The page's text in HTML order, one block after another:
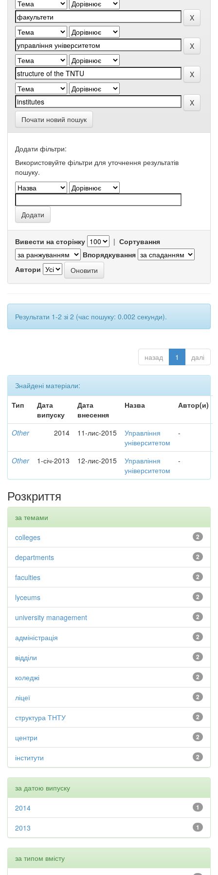
Почати новий пошук
Додати фільтри:
Використовуйте фільтри для уточнення результатів
пошуку.
Вивести на сторінку | Сортування
Впорядкування
Автори
Результати 1-2 зі 2 (час пошуку: 0.002 секунди).
назад 1 далі
Знайдені матеріали:
Тип
Дата
випуску
Дата
внесення
Назва Автор(и)
Other 2014 11-лис-2015
Управління
університетом
-
Other 1-січ-2013 12-лис-2015
Управління
університетом
-
Розкриття
за темами
2
colleges
2
departments
2
faculties
2
lyceums
2
university management
2
адміністрація
2
відділи
2
коледжі
2
ліцеї
2
структура ТНТУ
2
центри
2
інститути
за датою випуску
1
2014
1
2013
за типом вмісту